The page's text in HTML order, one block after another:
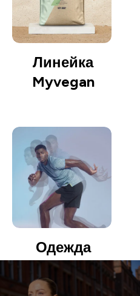
Линейка
Myvegan
Одежда